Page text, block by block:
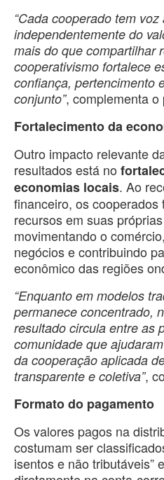
“Cada cooperado tem
independentemente do
mais do que compartilhar
cooperativismo fortalece
confiança, pertencimento
conjunto”, complementa o
Fortalecimento da
Outro impacto relevante
resultados está no
economias locais. Ao
financeiro, os
recursos em suas
movimentando o
negócios e contribuindo
econômico das regiões
“Enquanto em modelos
permanece concentrado,
resultado circula entre as
comunidade que
da cooperação aplicada
transparente e coletiva”,
Formato do pagamento
Os valores pagos na
costumam ser
isentos e não tributáveis”